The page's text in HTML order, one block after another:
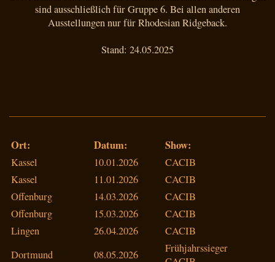
sind ausschließlich für Gruppe 6. Bei allen anderen
Ausstellungen nur für Rhodesian Ridgeback.
Stand: 24.05.2025
Ort: Datum: Show:
Kassel 10.01.2026
CACIB
Kassel
11.01.2026
CACIB
Offenburg
14.03.2026
CACIB
Offenburg
15.03.2026
CACIB
Lingen
26.04.2026
CACIB
Dortmund
08.05.2026
Frühjahrssieger